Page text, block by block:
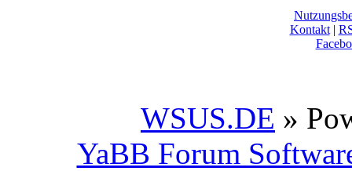
Kontakt|
WSUS.DE »
YaBB Forum